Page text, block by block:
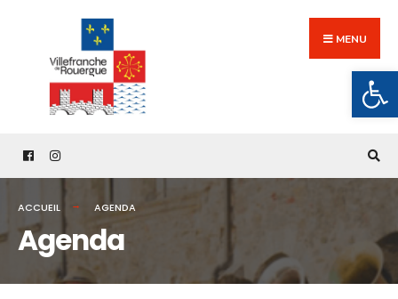
content
MENU
ACCUEIL AGENDA
Agenda